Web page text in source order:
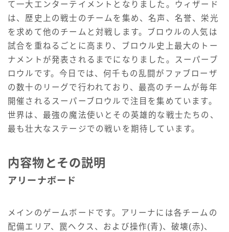
て一大エンターテイメントとなりました。ウィザード
は、歴史上の戦士のチームを集め、名声、名誉、栄光
を求めて他のチームと対戦します。ブロウルの人気は
試合を重ねるごとに高まり、ブロウル史上最大のトー
ナメントが発表されるまでになりました。スーパーブ
ロウルです。今日では、何千もの乱闘がファブローザ
の数十のリーグで行われており、最高のチームが毎年
開催されるスーパーブロウルで注目を集めています。
世界は、最強の魔法使いとその英雄的な戦士たちの、
最も壮大なステージでの戦いを期待しています。
内容物とその説明
アリーナボード
メインのゲームボードです。アリーナには各チームの
配備エリア、罠ヘクス、および操作(青)、破壊(赤)、